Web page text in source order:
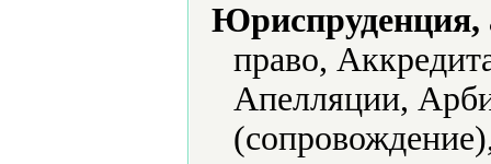
Юриспруденция,
право,
Апелляции,